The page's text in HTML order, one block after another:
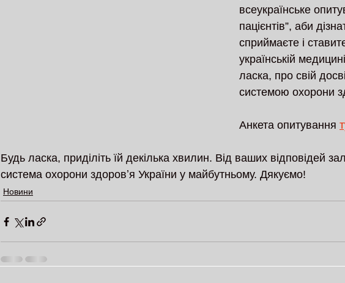
всеукраїнське
пацієнтів”, аби
сприймаєте і
українській
ласка, про свій
системою охорони
Анкета опитування
Будь ласка, приділіть їй декілька хвилин. Від ваших відповідей
система охорони здоровʼя України у майбутньому. Дякуємо!
Новини